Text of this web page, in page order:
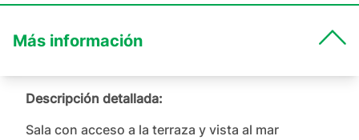
Más información
Descripción detallada:
Sala con acceso a la terraza y vista al mar